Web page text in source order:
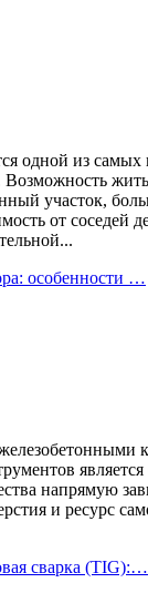
одной из самых
Возможность
участок,
от соседей
особенности …
является
напрямую
и ресурс
сварка (TIG):…